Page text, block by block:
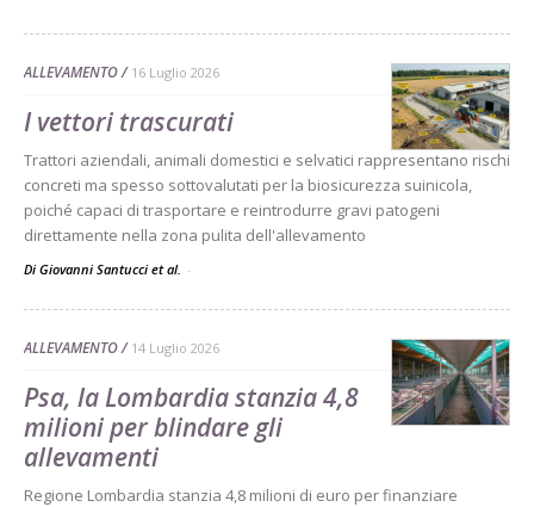
ALLEVAMENTO 16 Luglio 2026
I vettori trascurati
Trattori aziendali, animali domestici e selvatici rappresentano rischi
concreti ma spesso sottovalutati per la biosicurezza suinicola,
poiché capaci di trasportare e reintrodurre gravi patogeni
direttamente nella zona pulita dell'allevamento
Di Giovanni Santucci et al. -
ALLEVAMENTO 14 Luglio 2026
Psa, la Lombardia stanzia 4,8
milioni per blindare gli
allevamenti
Regione Lombardia stanzia 4,8 milioni di euro per finanziare